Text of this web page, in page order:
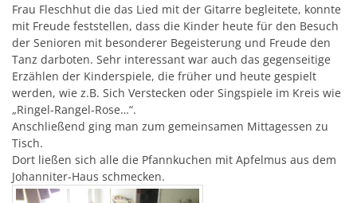
Frau Fleschhut die das Lied mit der Gitarre begleitete, konnte
mit Freude feststellen, dass die Kinder heute für den Besuch
der Senioren mit besonderer Begeisterung und Freude den
Tanz darboten. Sehr interessant war auch das gegenseitige
Erzählen der Kinderspiele, die früher und heute gespielt
werden, wie z.B. Sich Verstecken oder Singspiele im Kreis wie
„Ringel-Rangel-Rose…“.
Anschließend ging man zum gemeinsamen Mittagessen zu
Tisch.
Dort ließen sich alle die Pfannkuchen mit Apfelmus aus dem
Johanniter-Haus schmecken.